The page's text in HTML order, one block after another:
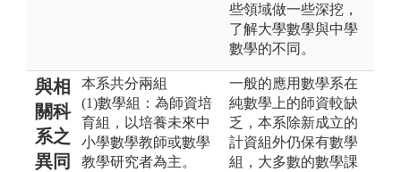
些領域做一些深挖，
了解大學數學與中學
數學的不同。
與相
關科
系之
異同
本系共分兩組
(1)數學組：為師資培
育組，以培養未來中
小學數學教師或數學
教學研究者為主。
一般的應用數學系在
純數學上的師資較缺
乏，本系除新成立的
計資組外仍保有數學
組，大多數的數學課